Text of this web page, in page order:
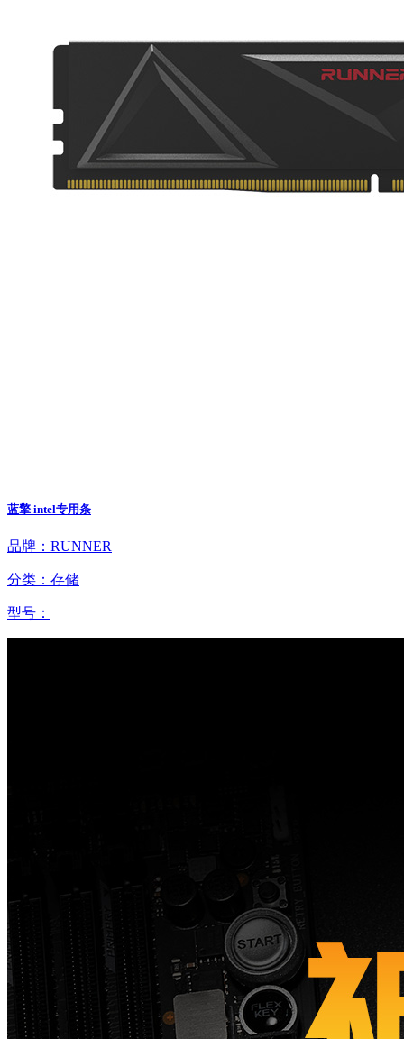
蓝擎 intel专用条
品牌：RUNNER
分类：存储
型号：